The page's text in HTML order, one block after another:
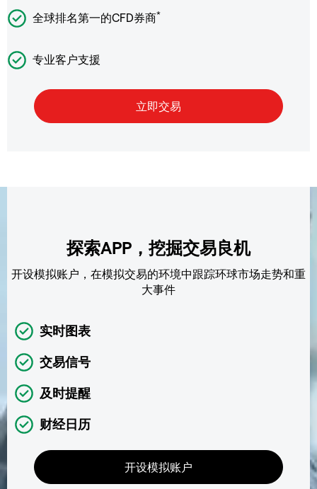
全球排名第一的CFD券商*
专业客户支援
探索APP，挖掘交易良机
开设模拟账户，在模拟交易的环境中跟踪环球市场走势和重
大事件
实时图表
交易信号
及时提醒
财经日历